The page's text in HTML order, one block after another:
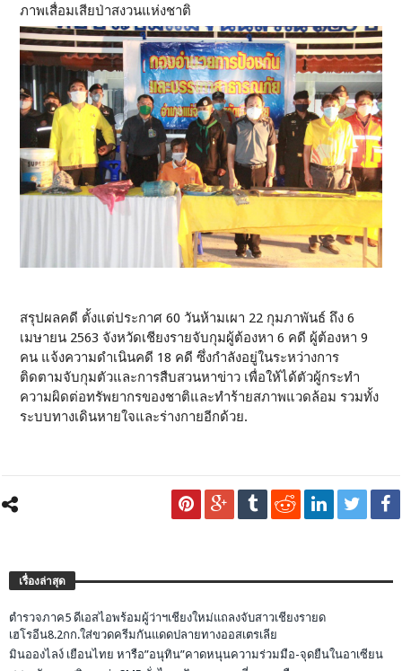
ภาพเสื่อมเสียป่าสงวนแห่งชาติ
สรุปผลคดี ตั้งแต่ประกาศ 60 วันห้ามเผา 22 กุมภาพันธ์ ถึง 6
เมษายน 2563 จังหวัดเชียงรายจับกุมผู้ต้องหา 6 คดี ผู้ต้องหา 9
คน แจ้งความดำเนินคดี 18 คดี ซึ่งกำลังอยู่ในระหว่างการ
ติดตามจับกุมตัวและการสืบสวนหาข่าว เพื่อให้ได้ตัวผู้กระทำ
ความผิดต่อทรัพยากรของชาติและทำร้ายสภาพแวดล้อม รวมทั้ง
ระบบทางเดินหายใจและร่างกายอีกด้วย.
เรื่องล่าสุด
ตำรวจภาค5 ดีเอสไอพร้อมผู้ว่าฯเชียงใหม่แถลงจับสาวเชียงรายด
เฮโรอีน8.2กก.ใส่ขวดครีมกันแดดปลายทางออสเตรเลีย
มินอองไลง์ เยือนไทย หารือ”อนุทิน”คาดหนุนความร่วมมือ-จุดยืนในอาเซียน